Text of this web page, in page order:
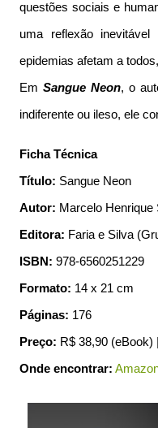
questões sociais e
uma reflexão
epidemias afetam a
Em Sangue Neon, o
indiferente ou ileso, ele
Ficha Técnica
Título: Sangue Neon
Autor: Marcelo Henrique
Editora: Faria e Silva
ISBN: 978-6560251229
Formato: 14 x 21 cm
Páginas: 176
Preço: R$ 38,90
Onde encontrar: